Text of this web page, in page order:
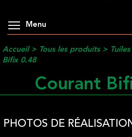
Menu
Accueil> Tous les produits>
Bifix 0.48
Courant
PHOTOS DE